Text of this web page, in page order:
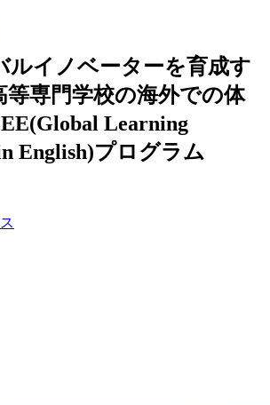
ルイノベーターを育成す
等専門学校の海外での体
Learning
English)プログラム